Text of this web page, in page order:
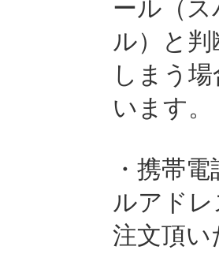
ール（
ル）と
しまう
います。
・携帯
ルアド
注文頂い